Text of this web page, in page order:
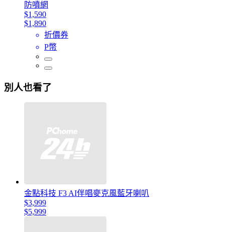
防噴網
$1,590
$1,890
折價券
P幣
別人也看了
金點科技 F3 AI伴唱麥克風藍牙喇叭
$3,999
$5,999